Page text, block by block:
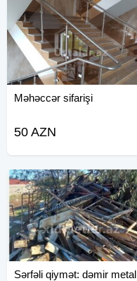
Məhəccər sifarişi
50 AZN
Sərfəli qiymət: dəmir metal